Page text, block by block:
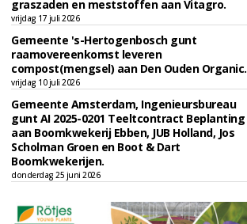
graszaden en meststoffen aan Vitagro.
vrijdag 17 juli 2026
Gemeente 's-Hertogenbosch gunt
raamovereenkomst leveren
compost(mengsel) aan Den Ouden Organic.
vrijdag 10 juli 2026
Gemeente Amsterdam, Ingenieursbureau
gunt AI 2025-0201 Teeltcontract Beplanting
aan Boomkwekerij Ebben, JUB Holland, Jos
Scholman Groen en Boot & Dart
Boomkwekerijen.
donderdag 25 juni 2026